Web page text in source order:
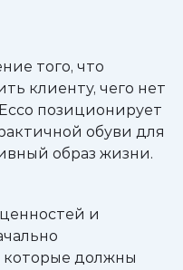
того, что
клиенту, чего нет
позиционирует
обуви для
образ жизни.
и
которые должны